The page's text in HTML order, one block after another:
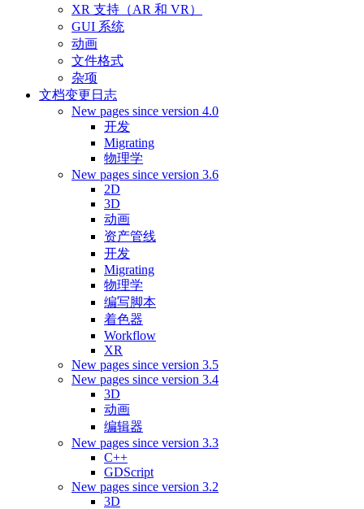
XR 支持（AR 和 VR）
GUI 系统
动画
文件格式
杂项
文档变更日志
New pages since version 4.0
开发
Migrating
物理学
New pages since version 3.6
2D
3D
动画
资产管线
开发
Migrating
物理学
编写脚本
着色器
Workflow
XR
New pages since version 3.5
New pages since version 3.4
3D
动画
编辑器
New pages since version 3.3
C++
GDScript
New pages since version 3.2
3D